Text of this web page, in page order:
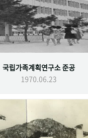
국립가족계획연구소 준공
1970.06.23